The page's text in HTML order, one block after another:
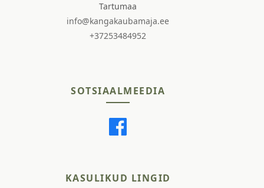
Tartumaa
info@kangakaubamaja.ee
+37253484952
SOTSIAALMEEDIA
KASULIKUD LINGID